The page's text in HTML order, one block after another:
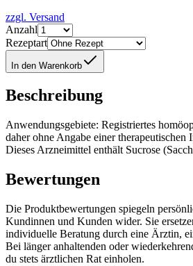
zzgl. Versand
Anzahl
Rezeptart
In den Warenkorb
Beschreibung
Anwendungsgebiete: Registriertes
daher ohne Angabe einer
Dieses Arzneimittel enthält Sucrose
Bewertungen
Die Produktbewertungen spiegeln
Kundinnen und Kunden wider. Sie
individuelle Beratung durch eine Ärztin,
Bei länger anhaltenden oder
du stets ärztlichen Rat einholen.